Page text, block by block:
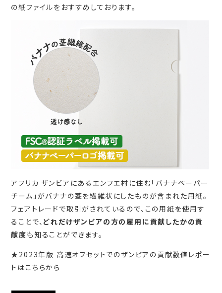
の紙ファイルをおすすめしております。
アフリカ ザンビアにあるエンフエ村に住む「バナナペーパー
チーム」がバナナの茎を繊維状にしたものが含まれた用紙。
フェアトレードで取引がされているので、この用紙を使用す
ることで、 どれだけザンビアの方の雇用に貢献したかの貢
献度も知ることができます。
★2023年版 高速オフセットでのザンビアの貢献数値レポー
トはこちらから